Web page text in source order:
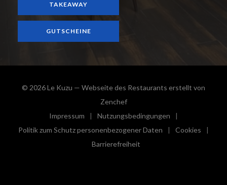
TAKEAWAY
GUTSCHEINE
© 2026 Le Kuzu — Webseite des Restaurants erstellt von
Zenchef((öffnet ein neues Fenster))
Impressum
((öffnet ein neues Fenster))
Nutzungsbedingungen
((öffnet ein neues Fenster))
Politik zum Schutz personenbezogener Daten
((öffnet ein neues Fenster))
Cookies
((öffnet
Barrierefreiheit